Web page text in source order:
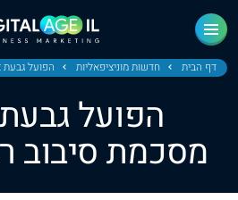
דף הבית חדשות מוניציפאליות הפועל גבעת
הפועל
מסכמת סיבוב
ראשי
חדשות
מחוז צפון
מחוז חיפה
מחוז מרכז